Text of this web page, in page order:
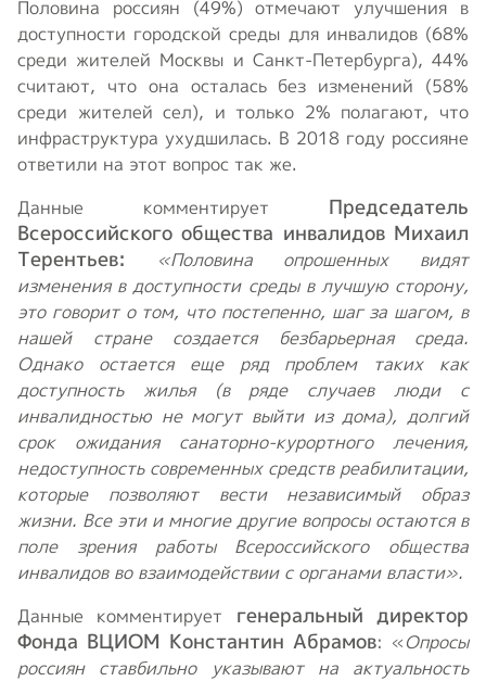
Половина россиян (49%) отмечают улучшения в
доступности городской среды для инвалидов (68%
среди жителей Москвы и Санкт-Петербурга), 44%
считают, что она осталась без изменений (58%
среди жителей сел), и только 2% полагают, что
инфраструктура ухудшилась. В 2018 году россияне
ответили на этот вопрос так же.
Данные комментирует
Председатель
Всероссийского общества инвалидов Михаил
Терентьев:
«Половина опрошенных видят
изменения в доступности среды в лучшую сторону,
это говорит о том, что постепенно, шаг за шагом, в
нашей стране создается безбарьерная среда.
Однако остается еще ряд проблем таких как
доступность жилья (в ряде случаев люди с
инвалидностью не могут выйти из дома), долгий
срок ожидания санаторно-курортного лечения,
недоступность современных средств реабилитации,
которые позволяют вести независимый образ
жизни. Все эти и многие другие вопросы остаются в
поле зрения работы Всероссийского общества
инвалидов во взаимодействии с органами власти».
Данные комментирует генеральный директор
Фонда ВЦИОМ Константин Абрамов: «Опросы
россиян ставбильно указывают на актуальность